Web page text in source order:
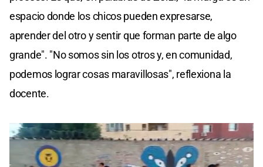
espacio donde los chicos pueden expresarse,
aprender del otro y sentir que forman parte de algo
grande". "No somos sin los otros y, en comunidad,
podemos lograr cosas maravillosas", reflexiona la
docente.